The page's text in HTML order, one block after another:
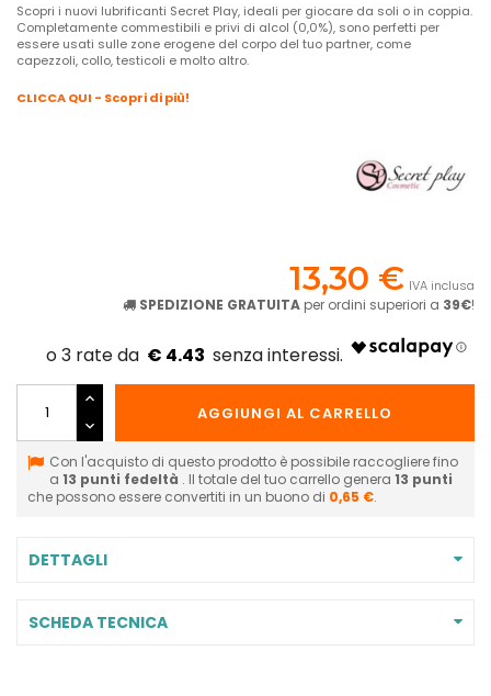
Scopri i nuovi lubrificanti Secret Play, ideali per giocare da soli o in coppia.
Completamente commestibili e privi di alcol (0,0%), sono perfetti per
essere usati sulle zone erogene del corpo del tuo partner, come
capezzoli, collo, testicoli e molto altro.
CLICCA QUI - Scopri di più!
13,30 € IVA inclusa
SPEDIZIONE GRATUITA per ordini superiori a 39€!
€ 4.43
AGGIUNGI AL CARRELLO
Con l'acquisto di questo prodotto è possibile raccogliere fino
a 13 punti fedeltà . Il totale del tuo carrello genera 13 punti
che possono essere convertiti in un buono di 0,65 €.
DETTAGLI
SCHEDA TECNICA